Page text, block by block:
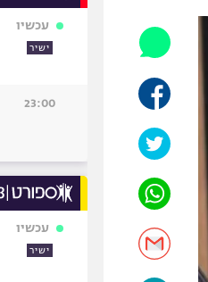
עכשיו
ישיר
23:00
עכשיו
ישיר